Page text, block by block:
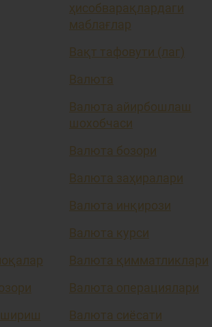
ҳисобварақлардаги
маблағлар
Вақт тафовути (лаг)
Валюта
Валюта айирбошлаш
шохобчаси
Валюта бозори
Валюта заҳиралари
Валюта инқирози
Валюта курси
Валюта қимматликлари
Валюта операциялари
Валюта сиёсати